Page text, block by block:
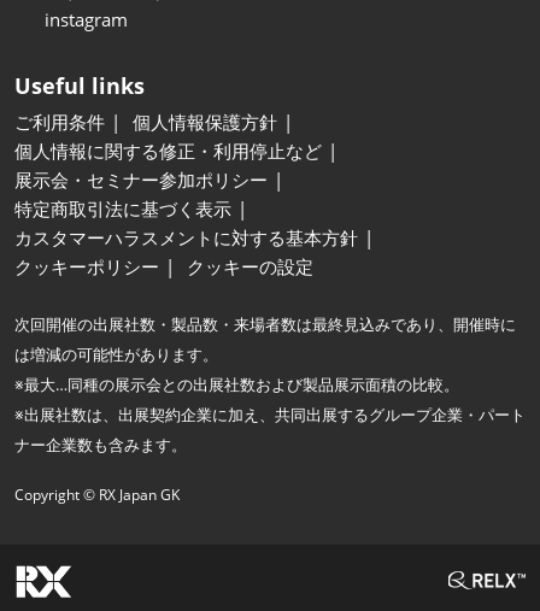
instagram
Useful links
ご利用条件
個人情報保護方針
個人情報に関する修正・利用停止など
展示会・セミナー参加ポリシー
特定商取引法に基づく表示
カスタマーハラスメントに対する基本方針
クッキーポリシー
クッキーの設定
次回開催の出展社数・製品数・来場者数は最終見込みであり、開催時に
は増減の可能性があります。
※最大…同種の展示会との出展社数および製品展示面積の比較。
※出展社数は、出展契約企業に加え、共同出展するグループ企業・パート
ナー企業数も含みます。
Copyright © RX Japan GK